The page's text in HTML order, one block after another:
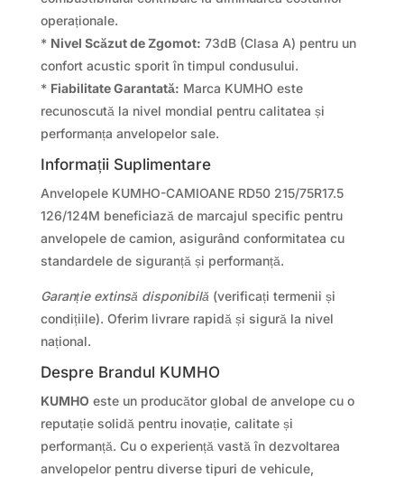
operaționale.
* Nivel Scăzut de Zgomot: 73dB (Clasa A) pentru un
confort acustic sporit în timpul condusului.
* Fiabilitate Garantată: Marca KUMHO este
recunoscută la nivel mondial pentru calitatea și
performanța anvelopelor sale.
Informații Suplimentare
Anvelopele KUMHO-CAMIOANE RD50 215/75R17.5
126/124M beneficiază de marcajul specific pentru
anvelopele de camion, asigurând conformitatea cu
standardele de siguranță și performanță.
Garanție extinsă disponibilă (verificați termenii și
condițiile). Oferim livrare rapidă și sigură la nivel
național.
Despre Brandul KUMHO
KUMHO este un producător global de anvelope cu o
reputație solidă pentru inovație, calitate și
performanță. Cu o experiență vastă în dezvoltarea
anvelopelor pentru diverse tipuri de vehicule,